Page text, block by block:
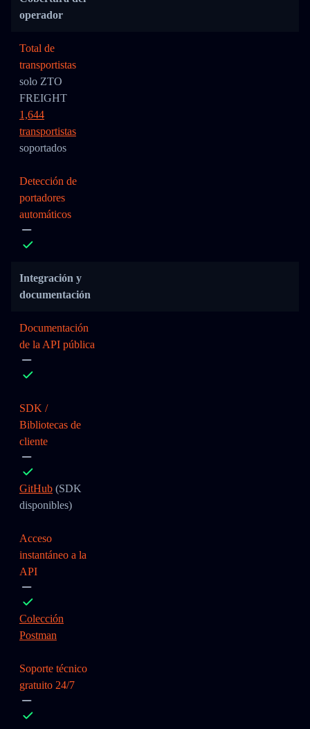
operador
Total de
transportistas
solo ZTO
FREIGHT
1,644
transportistas
soportados
Detección de
portadores
automáticos
Integración y
documentación
Documentación
de la API pública
SDK /
Bibliotecas de
cliente
GitHub (SDK
disponibles)
Acceso
instantáneo a la
API
Colección
Postman
Soporte técnico
gratuito 24/7